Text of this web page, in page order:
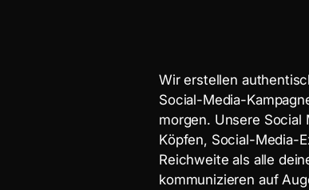
Wir erstellen authentisc
Social-Media-Kampagn
morgen. Unsere Social
Köpfen, Social-Media-E
Reichweite als alle dein
kommunizieren auf Aug